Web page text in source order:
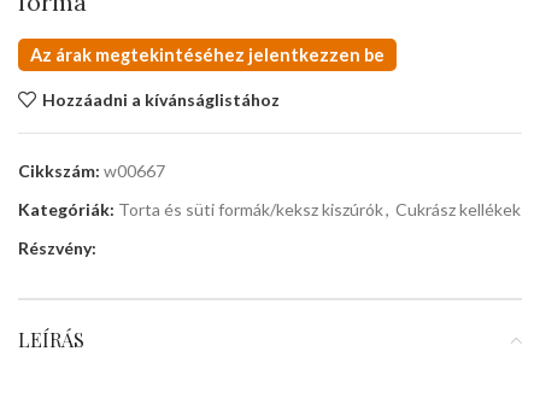
Az árak megtekintéséhez jelentkezzen be
Hozzáadni a kívánságlistához
Cikkszám: w00667
Kategóriák: Torta és süti formák/keksz kiszúrók, Cukrász kellékek
Részvény:
LEÍRÁS